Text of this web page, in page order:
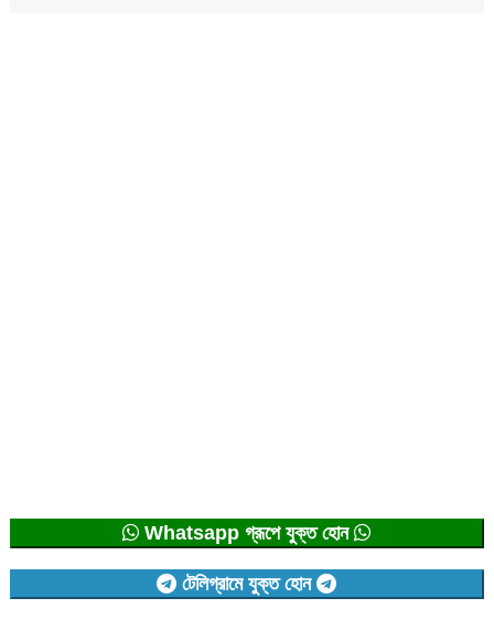
Whatsapp গ্রূপে যুক্ত হোন
টেলিগ্রামে যুক্ত হোন